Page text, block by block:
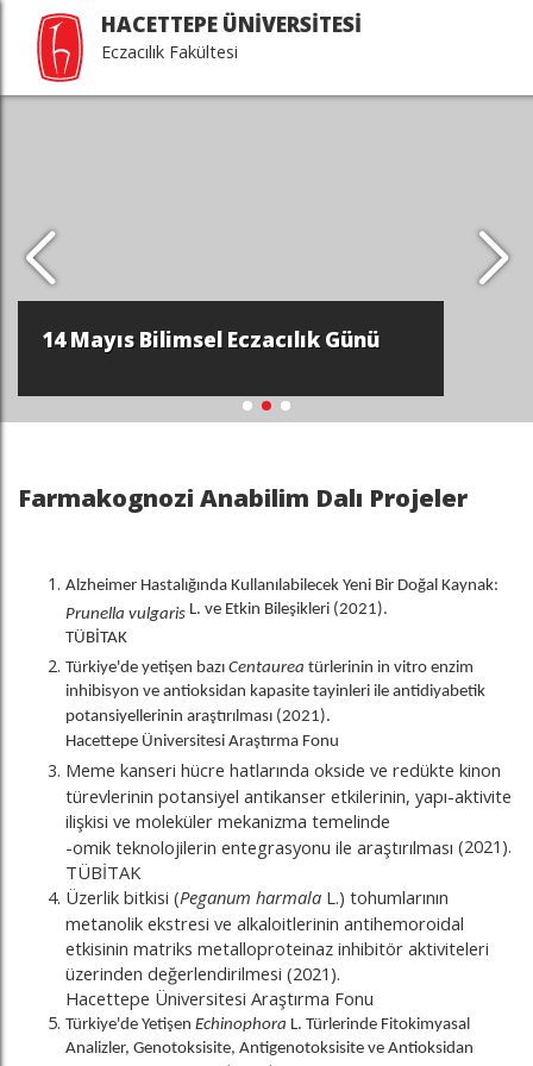
HACETTEPE ÜNİVERSİTESİ
Eczacılık Fakültesi
14 Mayıs Bilimsel Eczacılık Günü
Farmakognozi Anabilim Dalı Projeler
Alzheimer Hastalığında Kullanılabilecek Yeni Bir Doğal Kaynak:
Prunella vulgaris L. ve Etkin Bileşikleri (2021).
TÜBİTAK
Türkiye'de yetişen bazı Centaurea türlerinin in vitro enzim
inhibisyon ve antioksidan kapasite tayinleri ile antidiyabetik
potansiyellerinin araştırılması (2021).
Hacettepe Üniversitesi Araştırma Fonu
Meme kanseri hücre hatlarında okside ve redükte kinon
türevlerinin potansiyel antikanser etkilerinin, yapı-aktivite
ilişkisi ve moleküler mekanizma temelinde
-omik teknolojilerin entegrasyonu ile araştırılması (2021).
TÜBİTAK
Üzerlik bitkisi (Peganum harmala L.) tohumlarının
metanolik ekstresi ve alkaloitlerinin antihemoroidal
etkisinin matriks metalloproteinaz inhibitör aktiviteleri
üzerinden değerlendirilmesi (2021).
Hacettepe Üniversitesi Araştırma Fonu
Türkiye'de Yetişen Echinophora L. Türlerinde Fitokimyasal
Analizler, Genotoksisite, Antigenotoksisite ve Antioksidan